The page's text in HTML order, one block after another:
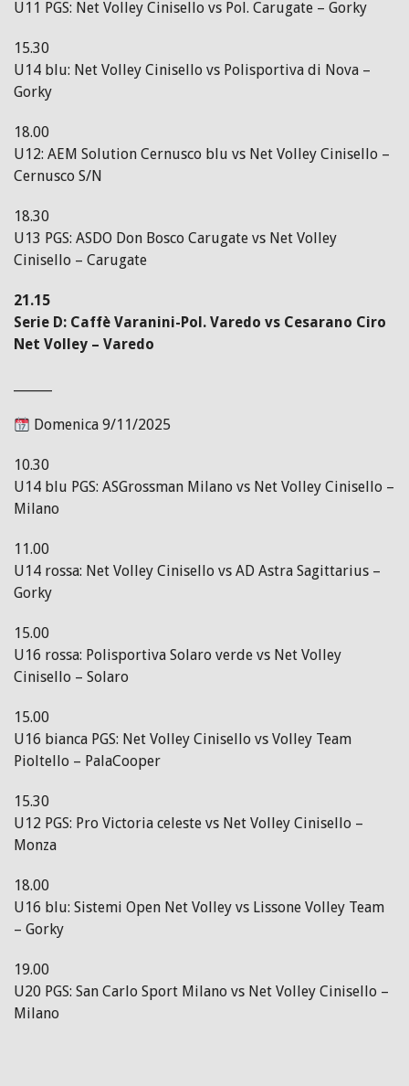
U11 PGS: Net Volley Cinisello vs Pol. Carugate – Gorky
15.30
U14 blu: Net Volley Cinisello vs Polisportiva di Nova –
Gorky
18.00
U12: AEM Solution Cernusco blu vs Net Volley Cinisello –
Cernusco S/N
18.30
U13 PGS: ASDO Don Bosco Carugate vs Net Volley
Cinisello – Carugate
21.15
Serie D: Caffè Varanini-Pol. Varedo vs Cesarano Ciro
Net Volley – Varedo
Domenica 9/11/2025
10.30
U14 blu PGS: ASGrossman Milano vs Net Volley Cinisello –
Milano
11.00
U14 rossa: Net Volley Cinisello vs AD Astra Sagittarius –
Gorky
15.00
U16 rossa: Polisportiva Solaro verde vs Net Volley
Cinisello – Solaro
15.00
U16 bianca PGS: Net Volley Cinisello vs Volley Team
Pioltello – PalaCooper
15.30
U12 PGS: Pro Victoria celeste vs Net Volley Cinisello –
Monza
18.00
U16 blu: Sistemi Open Net Volley vs Lissone Volley Team
– Gorky
19.00
U20 PGS: San Carlo Sport Milano vs Net Volley Cinisello –
Milano